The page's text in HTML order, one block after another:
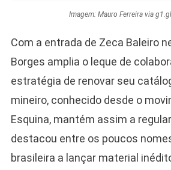
Imagem: Mauro Ferreira via
Com a entrada de Zeca Baleiro
Borges amplia o leque de
estratégia de renovar seu
mineiro, conhecido desde o
Esquina, mantém assim a
destacou entre os poucos
brasileira a lançar material